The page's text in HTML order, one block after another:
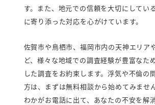
す。また、地元での信頼を大切にしてい
に寄り添った対応を心がけています。
佐賀市や鳥栖市、福岡市内の天神エリア
ど、様々な地域での調査経験が豊富なた
した調査をお約束します。浮気や不倫の
方は、まずは無料相談から始めてみませ
わかがお電話に出て、あなたの不安を解